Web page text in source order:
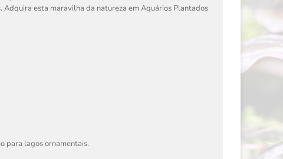
esta maravilha da natureza em Aquários Plantados
para lagos ornamentais.